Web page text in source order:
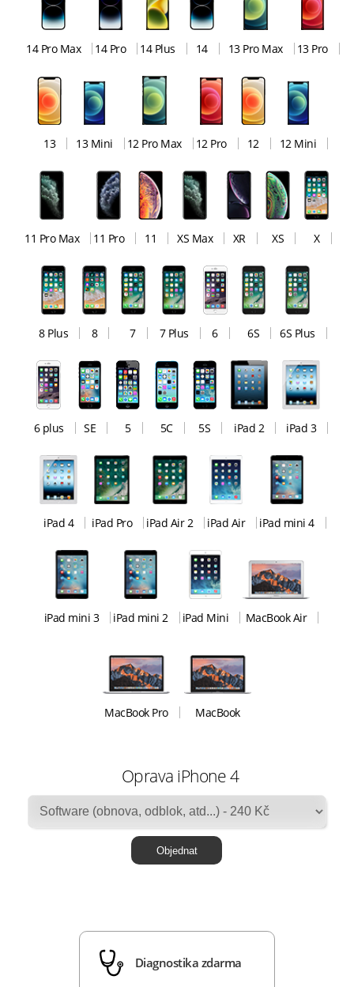
14 Pro Max 14 Pro 14 Plus 14 13 Pro Max 13 Pro
13 13 Mini 12 Pro Max 12 Pro 12 12 Mini
11 Pro Max 11 Pro 11 XS Max XR XS X
8 Plus 8 7 7 Plus 6 6S 6S Plus
6 plus SE 5 5C 5S iPad 2 iPad 3
iPad 4 iPad Pro iPad Air 2 iPad Air iPad mini 4
iPad mini 3 iPad mini 2 iPad Mini MacBook Air
MacBook Pro MacBook
Oprava iPhone 4
Diagnostika zdarma